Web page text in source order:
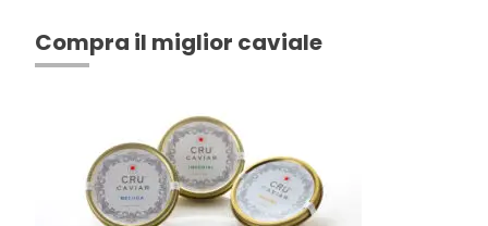
Compra il miglior caviale